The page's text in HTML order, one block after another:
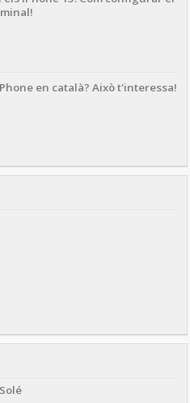
en català? Això t'interessa!